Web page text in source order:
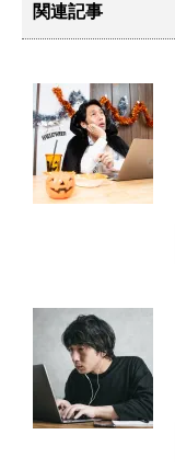
関連記事